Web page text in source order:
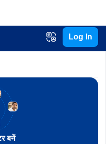
Log In
बनें